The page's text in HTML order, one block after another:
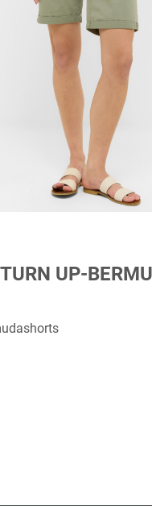
TURN UP-